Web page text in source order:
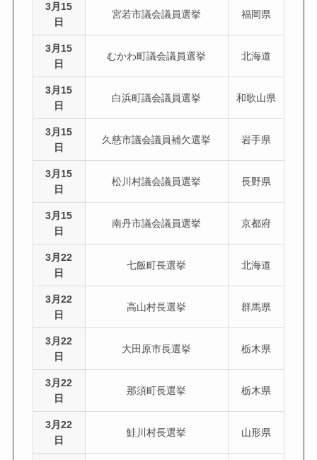
3月15
日
宮若市議会議員選挙 福岡県
3月15
日
むかわ町議会議員選挙 北海道
3月15
日
白浜町議会議員選挙 和歌山県
3月15
日
久慈市議会議員補欠選挙 岩手県
3月15
日
松川村議会議員選挙 長野県
3月15
日
南丹市議会議員選挙 京都府
3月22
日
七飯町長選挙 北海道
3月22
日
高山村長選挙 群馬県
3月22
日
大田原市長選挙 栃木県
3月22
日
那須町長選挙 栃木県
3月22
日
鮭川村長選挙 山形県